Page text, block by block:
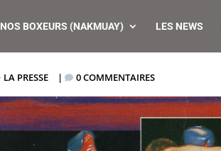
NOS BOXEURS (NAKMUAY) LES NEWS
LA PRESSE | 0 COMMENTAIRES